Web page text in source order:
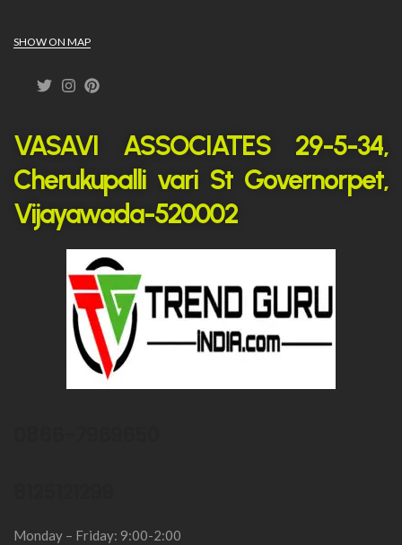
SHOW ON MAP
VASAVI ASSOCIATES 29-5-34,
Cherukupalli vari St Governorpet,
Vijayawada-520002
Monday – Friday: 9:00-2:00